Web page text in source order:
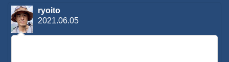
ryoito
2021.06.05